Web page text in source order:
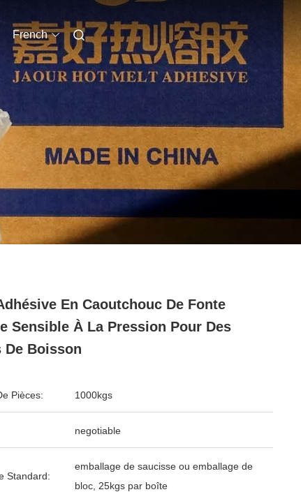
French
En Caoutchouc De Fonte
Sensible À La Pression Pour Des
De Boisson
Pièces: 1000kgs
negotiable
Standard:
emballage de saucisse ou emballage de
bloc, 25kgs par boîte